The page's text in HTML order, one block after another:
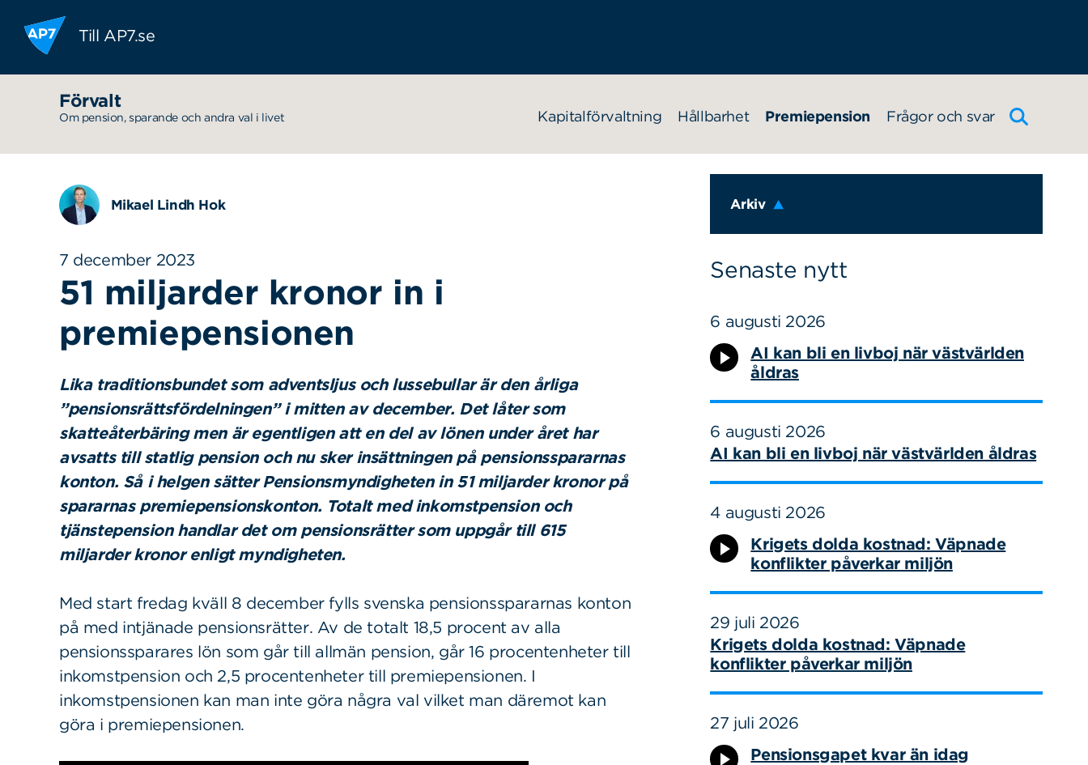
Hoppa till innehållet
Till AP7.se
Förvalt
Om pension, sparande och andra val i livet Kapitalförvaltning Hållbarhet Premiepension Frågor och svar
Arkiv
Senaste nytt
6 augusti 2026
AI kan bli en livboj när västvärlden
åldras
6 augusti 2026
AI kan bli en livboj när västvärlden åldras
4 augusti 2026
Krigets dolda kostnad: Väpnade
konflikter påverkar miljön
29 juli 2026
Krigets dolda kostnad: Väpnade
konflikter påverkar miljön
27 juli 2026
Pensionsgapet kvar än idag
Mikael Lindh Hok
7 december 2023
51 miljarder kronor in i
premiepensionen
Lika traditionsbundet som adventsljus och lussebullar är den årliga
”pensionsrättsfördelningen” i mitten av december. Det låter som
skatteåterbäring men är egentligen att en del av lönen under året har
avsatts till statlig pension och nu sker insättningen på pensionsspararnas
konton. Så i helgen sätter Pensionsmyndigheten in 51 miljarder kronor på
spararnas premiepensionskonton. Totalt med inkomstpension och
tjänstepension handlar det om pensionsrätter som uppgår till 615
miljarder kronor enligt myndigheten.
Med start fredag kväll 8 december fylls svenska pensionsspararnas konton
på med intjänade pensionsrätter. Av de totalt 18,5 procent av alla
pensionssparares lön som går till allmän pension, går 16 procentenheter till
inkomstpension och 2,5 procentenheter till premiepensionen. I
inkomstpensionen kan man inte göra några val vilket man däremot kan
göra i premiepensionen.